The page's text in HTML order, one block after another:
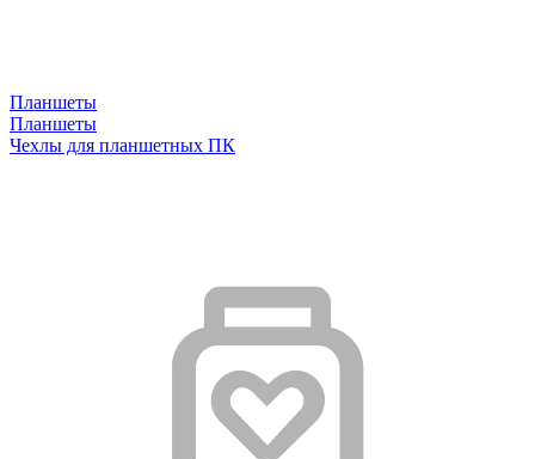
Планшеты
Планшеты
Чехлы для планшетных ПК